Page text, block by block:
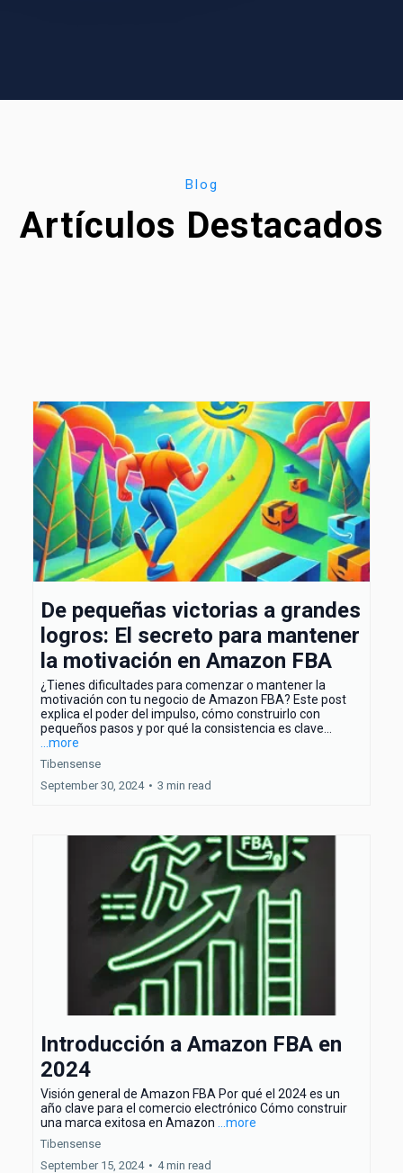
Blog
Artículos Destacados
De pequeñas victorias a grandes
logros: El secreto para mantener
la motivación en Amazon FBA
¿Tienes dificultades para comenzar o mantener la
motivación con tu negocio de Amazon FBA? Este post
explica el poder del impulso, cómo construirlo con
pequeños pasos y por qué la consistencia es clave...
...more
Tibensense
September 30, 2024 • 3 min read
Introducción a Amazon FBA en
2024
Visión general de Amazon FBA Por qué el 2024 es un
año clave para el comercio electrónico Cómo construir
una marca exitosa en Amazon
...more
Tibensense
September 15, 2024 • 4 min read